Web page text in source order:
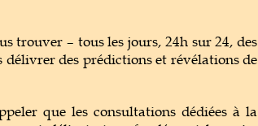
trouver – tous les jours, 24h sur 24, des
des prédictions et révélations de
que les consultations dédiées à la